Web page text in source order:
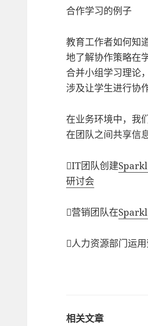
合作学习的例子
教育工作者如何知
地了解协作策略在
合并小组学习理论
涉及让学生进行协
在业务环境中，我
在团队之间共享信
IT团队创建
研讨会
营销团队在
人力资源部门运
相关文章